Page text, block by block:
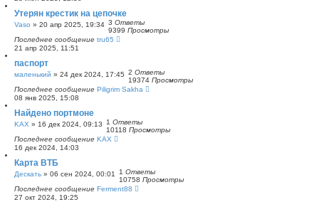
Утерян крестик на цепочке
Vaso » 20 апр 2025, 19:34 3 Ответы
9399 Просмотры
Последнее сообщение tru65
21 апр 2025, 11:51
паспорт
маленький » 24 дек 2024, 17:45 2 Ответы
19374 Просмотры
Последнее сообщение Piligrim Sakha
08 янв 2025, 15:08
Найдено портмоне
KAX » 16 дек 2024, 09:13 1 Ответы
10118 Просмотры
Последнее сообщение KAX
16 дек 2024, 14:03
Карта ВТБ
Дескать » 06 сен 2024, 00:01 1 Ответы
10758 Просмотры
Последнее сообщение Ferment88
27 окт 2024, 19:25